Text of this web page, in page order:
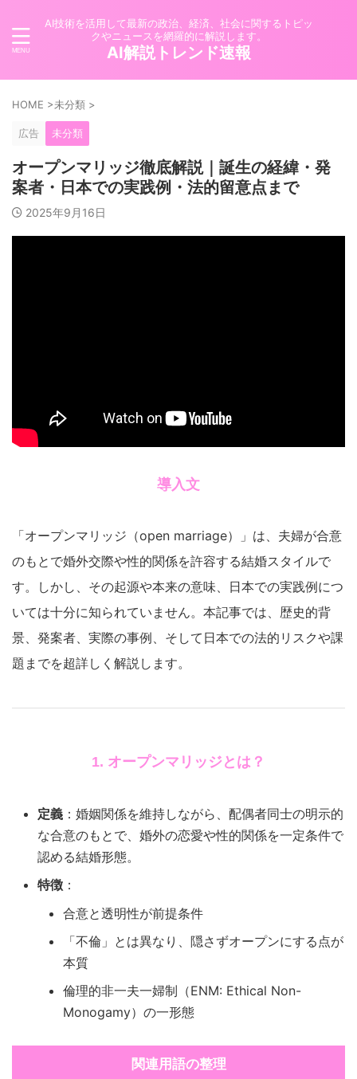
AI技術を活用して最新の政治、経済、社会に関するトピッ
クやニュースを網羅的に解説します。
AI解説トレンド速報
HOME >未分類 >
広告 未分類
オープンマリッジ徹底解説｜誕生の経緯・発
案者・日本での実践例・法的留意点まで
2025年9月16日
導入文
「オープンマリッジ（open marriage）」は、夫婦が合意
のもとで婚外交際や性的関係を許容する結婚スタイルで
す。しかし、その起源や本来の意味、日本での実践例につ
いては十分に知られていません。本記事では、歴史的背
景、発案者、実際の事例、そして日本での法的リスクや課
題までを超詳しく解説します。
1. オープンマリッジとは？
定義 ：婚姻関係を維持しながら、配偶者同士の明示的
な合意のもとで、婚外の恋愛や性的関係を一定条件で
認める結婚形態。
特徴 ：
合意と透明性が前提条件
「不倫」とは異なり、隠さずオープンにする点が
本質
倫理的非一夫一婦制（ENM: Ethical Non-
Monogamy）の一形態
関連用語の整理